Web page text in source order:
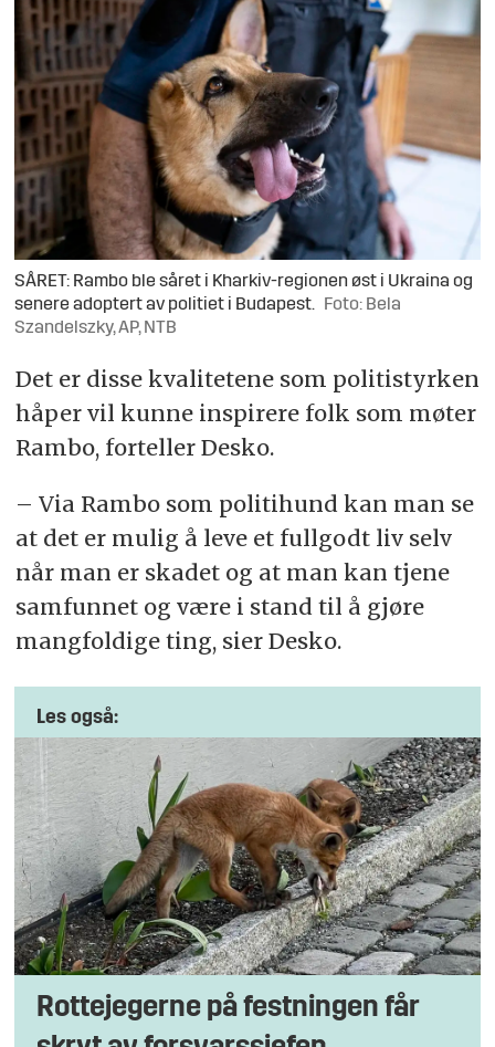
SÅRET: Rambo ble såret i Kharkiv-regionen øst i Ukraina og
senere adoptert av politiet i Budapest.
Foto: Bela
Szandelszky, AP, NTB
Det er disse kvalitetene som politistyrken
håper vil kunne inspirere folk som møter
Rambo, forteller Desko.
– Via Rambo som politihund kan man se
at det er mulig å leve et fullgodt liv selv
når man er skadet og at man kan tjene
samfunnet og være i stand til å gjøre
mangfoldige ting, sier Desko.
Les også:
Rottejegerne på festningen får